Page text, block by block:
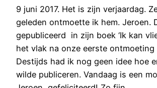
9 juni 2017. Het is zijn verjaardag.
geleden ontmoette ik hem. Jeroen.
gepubliceerd in zijn boek ‘Ik kan
het vlak na onze eerste ontmoeting
Destijds had ik nog geen idee hoe
wilde publiceren. Vandaag is een